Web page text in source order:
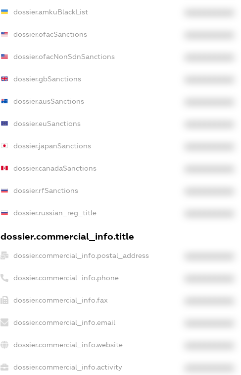
dossier.amkuBlackList
dossier.ofacSanctions
dossier.ofacNonSdnSanctions
dossier.gbSanctions
dossier.ausSanctions
dossier.euSanctions
dossier.japanSanctions
dossier.canadaSanctions
dossier.rfSanctions
dossier.russian_reg_title
dossier.commercial_info.title
dossier.commercial_info.postal_address
dossier.commercial_info.phone
dossier.commercial_info.fax
dossier.commercial_info.email
dossier.commercial_info.website
dossier.commercial_info.activity